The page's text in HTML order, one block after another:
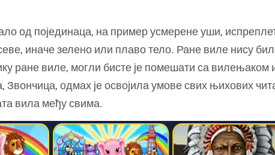
од појединаца, на пример усмерене уши,
иначе зелено или плаво тело. Ране виле нису
ране виле, могли бисте је помешати са
Звончица, одмах је освојила умове свих њихових
вила међу свима.